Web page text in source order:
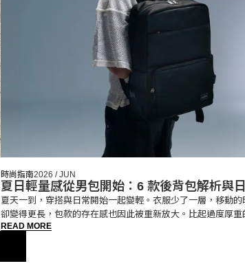
時尚指南2026 / JUN
夏日輕量感從男包開始：6 款後背包解析與
使用提案
夏天一到，穿搭與日常開始一起變輕。衣服少了一層，移動的
卻變得更長，包款的存在感也因此被重新放大。比起過度厚重
廓與堆疊感，現在更多人開始偏向那些背上之後不會打亂節奏
READ MORE